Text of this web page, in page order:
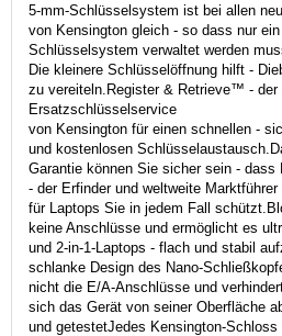
5-mm-Schlüsselsystem ist bei allen
von Kensington gleich - so dass nur
Schlüsselsystem verwaltet werden
Die kleinere Schlüsselöffnung hilft -
zu vereiteln.Register & Retrieve™ - der
Ersatzschlüsselservice
von Kensington für einen schnellen -
und kostenlosen
Garantie können Sie sicher sein - dass
- der Erfinder und weltweite
für Laptops Sie in jedem Fall
keine Anschlüsse und ermöglicht es
und 2-in-1-Laptops - flach und stabil
schlanke Design des Nano-
nicht die E/A-Anschlüsse und
sich das Gerät von seiner Oberfläche
und getestetJedes Kensington-